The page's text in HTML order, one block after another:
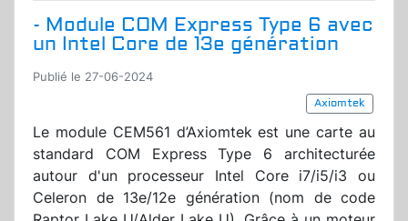
- Module COM Express Type 6 avec
un Intel Core de 13e génération
Publié le 27-06-2024
Axiomtek
Le module CEM561 d’Axiomtek est une carte au
standard COM Express Type 6 architecturée
autour d'un processeur Intel Core i7/i5/i3 ou
Celeron de 13e/12e génération (nom de code